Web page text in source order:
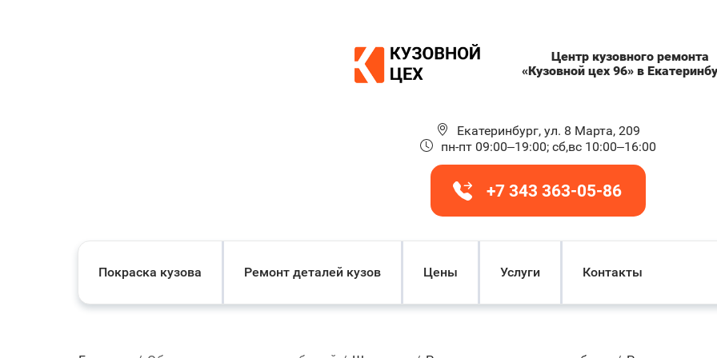
Центр кузовного ремонта
«Кузовной цех 96» в
Екатеринбург, ул. 8 Марта, 209
пн-пт 09:00–19:00; сб,вс 10:00–16:00
+7 343 363-05-86
Покраска кузова Ремонт деталей кузов Цены Услуги Контакты